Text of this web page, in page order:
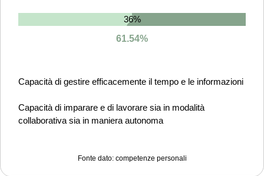
36%
61.54%
Capacità di gestire efficacemente il tempo e le informazioni
Capacità di imparare e di lavorare sia in modalità
collaborativa sia in maniera autonoma
Fonte dato: competenze personali